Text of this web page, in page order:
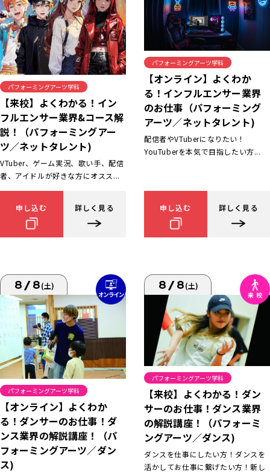
パフォーミングアーツ学科
【来校】よくわかる！イン
フルエンサー業界&コース解
説！（パフォーミングアー
ツ／ネットタレント)
VTuber、ゲーム実況、歌い手、配信
者、アイドルが好きな方にオスス...
申し込む 詳しく見る
パフォーミングアーツ学科
【オンライン】よくわか
る！インフルエンサー業界
のお仕事（パフォーミング
アーツ／ネットタレント)
配信者やVTuberになりたい！
YouTuberを本気で目指したい方...
申し込む 詳しく見る
8/8(土)
パフォーミングアーツ学科
【オンライン】よくわか
る！ダンサーのお仕事！ダ
ンス業界の解説講座！（パ
フォーミングアーツ／ダン
ス)
8/8(土)
パフォーミングアーツ学科
【来校】よくわかる！ダン
サーのお仕事！ダンス業界
の解説講座！（パフォーミ
ングアーツ／ダンス)
ダンスを仕事にしたい方！ダンスを
活かしてお仕事に繋げたい方！新し